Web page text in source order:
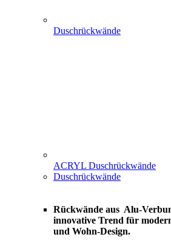
Duschrückwände
ACRYL Duschrückwände
Duschrückwände
Rückwände aus Alu-
innovative Trend für
und Wohn-Design.